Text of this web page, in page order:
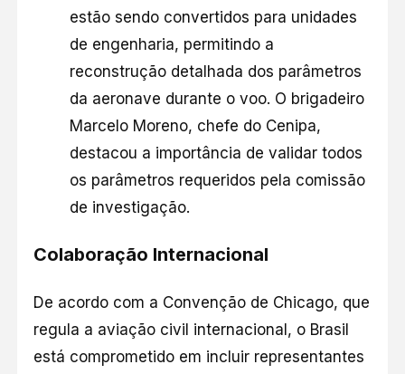
estão sendo convertidos para unidades
de engenharia, permitindo a
reconstrução detalhada dos parâmetros
da aeronave durante o voo. O brigadeiro
Marcelo Moreno, chefe do Cenipa,
destacou a importância de validar todos
os parâmetros requeridos pela comissão
de investigação.
Colaboração Internacional
De acordo com a Convenção de Chicago, que
regula a aviação civil internacional, o Brasil
está comprometido em incluir representantes